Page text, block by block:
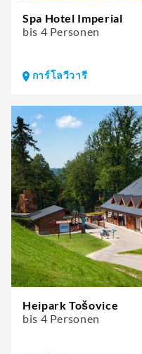
Spa Hotel Imperial
bis 4 Personen
การ์โลวีวารี
Heipark Tošovice
bis 4 Personen